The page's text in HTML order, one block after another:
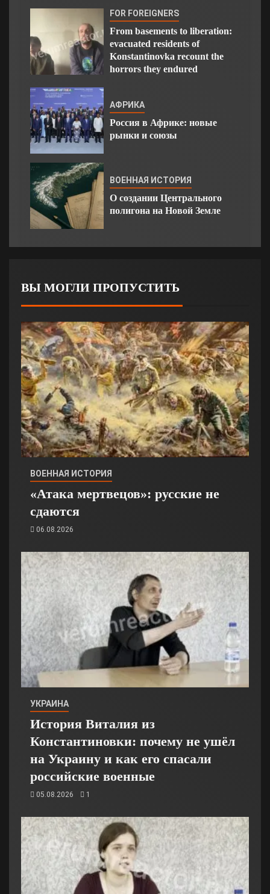
FOR FOREIGNERS
From basements to liberation:
evacuated residents of
Konstantinovka recount the
horrors they endured
АФРИКА
Россия в Африке: новые
рынки и союзы
ВОЕННАЯ ИСТОРИЯ
О создании Центрального
полигона на Новой Земле
ВЫ МОГЛИ ПРОПУСТИТЬ
ВОЕННАЯ ИСТОРИЯ
«Атака мертвецов»: русские не
сдаются
06.08.2026
УКРАИНА
История Виталия из
Константиновки: почему не ушёл
на Украину и как его спасали
российские военные
05.08.2026 1